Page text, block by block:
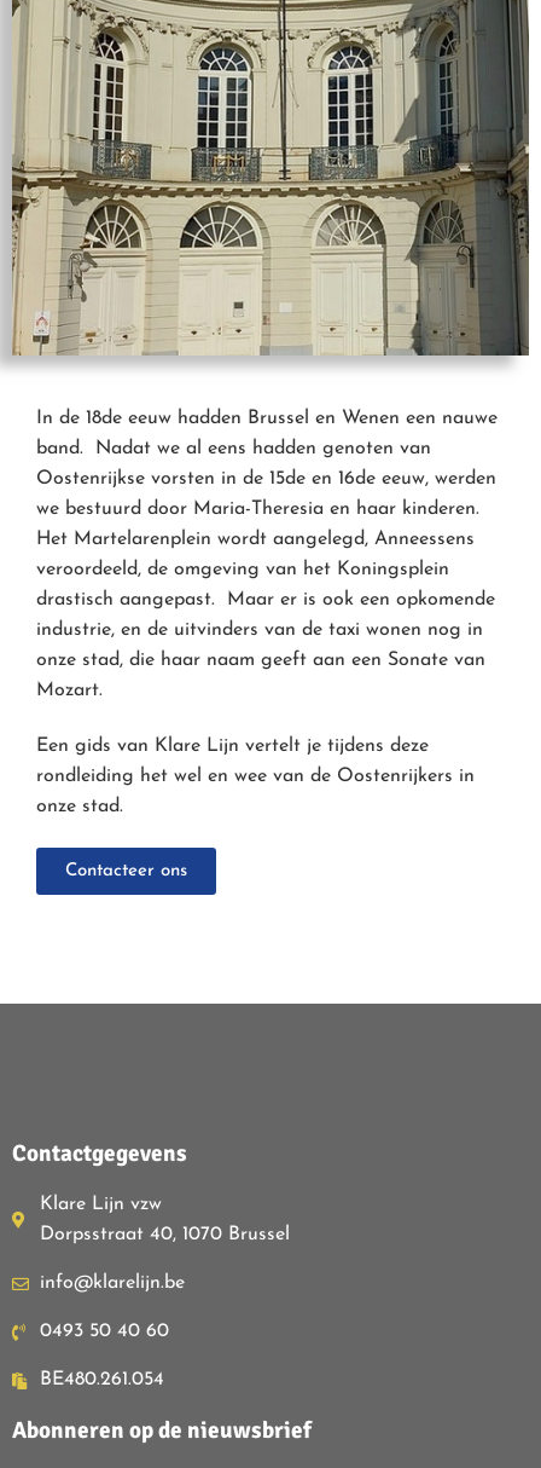
In de 18de eeuw hadden Brussel en Wenen een nauwe
band. Nadat we al eens hadden genoten van
Oostenrijkse vorsten in de 15de en 16de eeuw, werden
we bestuurd door Maria-Theresia en haar kinderen.
Het Martelarenplein wordt aangelegd, Anneessens
veroordeeld, de omgeving van het Koningsplein
drastisch aangepast. Maar er is ook een opkomende
industrie, en de uitvinders van de taxi wonen nog in
onze stad, die haar naam geeft aan een Sonate van
Mozart.
Een gids van Klare Lijn vertelt je tijdens deze
rondleiding het wel en wee van de Oostenrijkers in
onze stad.
Contacteer ons
Contactgegevens
Klare Lijn vzw
Dorpsstraat 40, 1070 Brussel
info@klarelijn.be
0493 50 40 60
BE480.261.054
Abonneren op de nieuwsbrief